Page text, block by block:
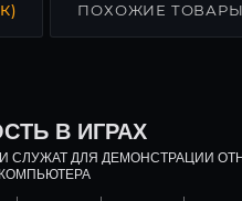
ПОХОЖИЕ ТОВАРЫ
В ИГРАХ
СЛУЖАТ ДЛЯ ДЕМОНСТРАЦИИ